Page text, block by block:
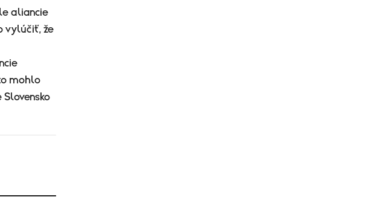
aliancie
vylúčiť, že
mohlo